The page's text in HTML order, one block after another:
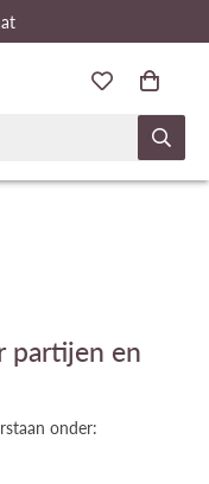
partijen en
onder: